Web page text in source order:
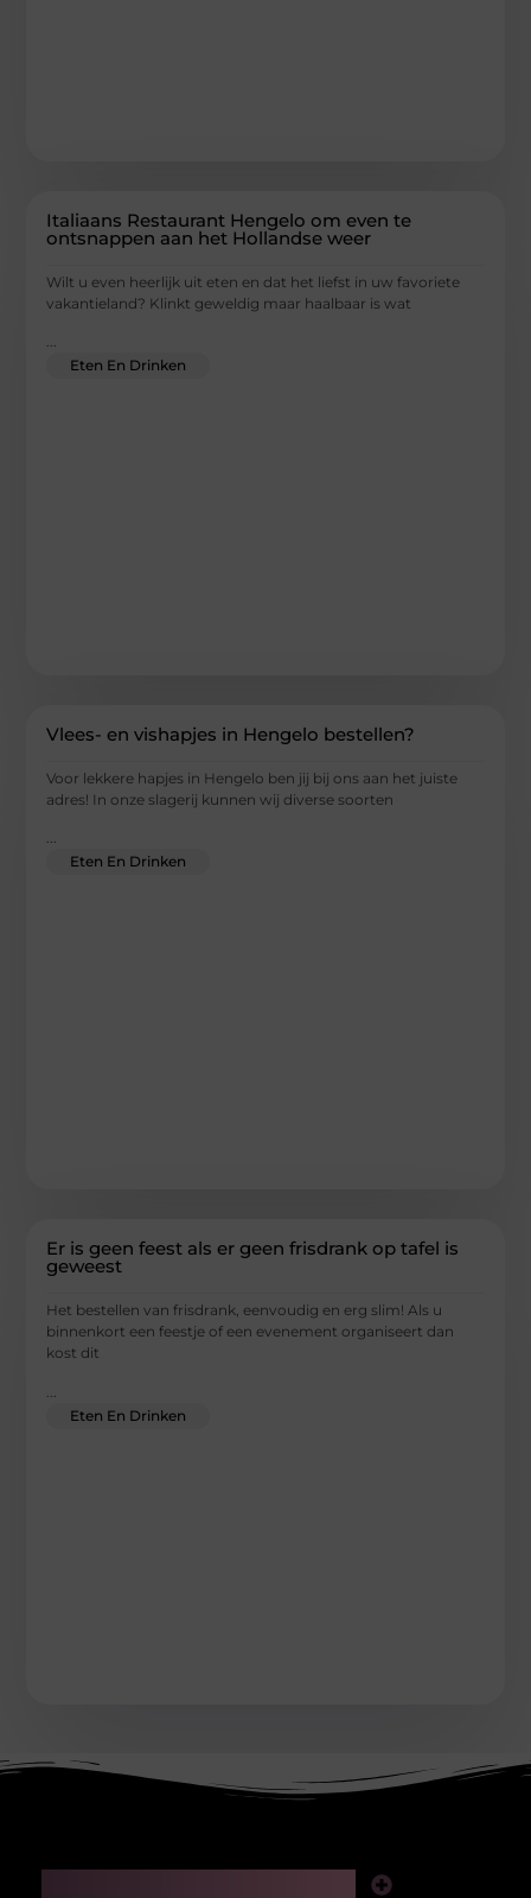
Italiaans Restaurant Hengelo om even te
ontsnappen aan het Hollandse weer
Wilt u even heerlijk uit eten en dat het liefst in uw favoriete
vakantieland? Klinkt geweldig maar haalbaar is wat
...
Eten En Drinken
Vlees- en vishapjes in Hengelo bestellen?
Voor lekkere hapjes in Hengelo ben jij bij ons aan het juiste
adres! In onze slagerij kunnen wij diverse soorten
...
Eten En Drinken
Er is geen feest als er geen frisdrank op tafel is
geweest
Het bestellen van frisdrank, eenvoudig en erg slim! Als u
binnenkort een feestje of een evenement organiseert dan
kost dit
Eten En Drinken